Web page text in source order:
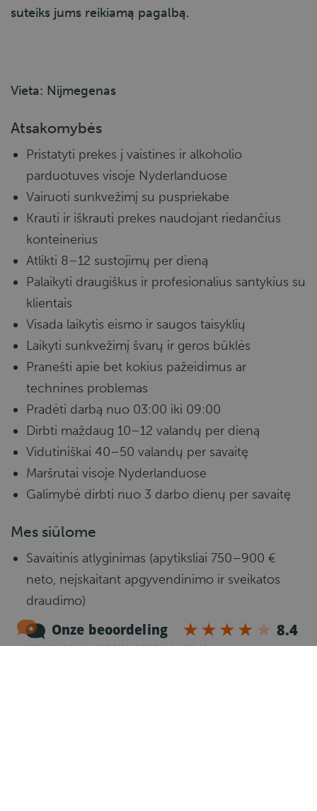
suteiks jums reikiamą pagalbą.
Vieta: Nijmegenas
Atsakomybės
Pristatyti prekes į vaistines ir alkoholio
parduotuves visoje Nyderlanduose
Vairuoti sunkvežimį su puspriekabe
Krauti ir iškrauti prekes naudojant riedančius
konteinerius
Atlikti 8–12 sustojimų per dieną
Palaikyti draugiškus ir profesionalius santykius su
klientais
Visada laikytis eismo ir saugos taisyklių
Laikyti sunkvežimį švarų ir geros būklės
Pranešti apie bet kokius pažeidimus ar
technines problemas
Pradėti darbą nuo 03:00 iki 09:00
Dirbti maždaug 10–12 valandų per dieną
Vidutiniškai 40–50 valandų per savaitę
Maršrutai visoje Nyderlanduose
Galimybė dirbti nuo 3 darbo dienų per savaitę
Mes siūlome
Savaitinis atlyginimas (apytiksliai 750–900 €
neto, neįskaitant apgyvendinimo ir sveikatos
draudimo)
Valandinis atlyginimas iki 20,24 € bruto (TLN
kolektyvinė darbo sutartis 2026)